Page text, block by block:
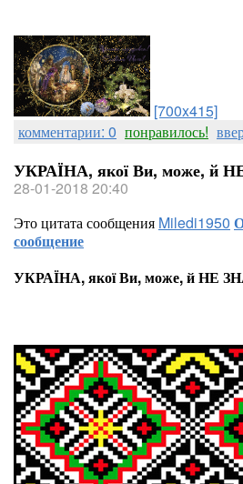
[700x415]
комментарии: 0 понравилось!
УКРАЇНА, якої Ви, може, й
28-01-2018 20:40
Это цитата сообщения Miledi1950
сообщение
УКРАЇНА, якої Ви, може, й НЕ